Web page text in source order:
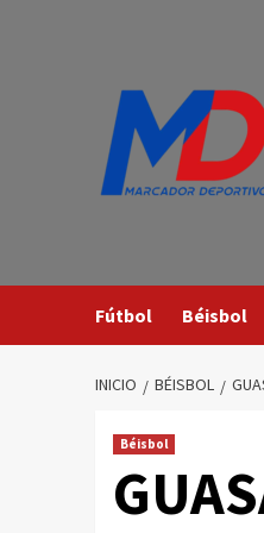
Fútbol Béisbol
INICIO BÉISBOL
Béisbol